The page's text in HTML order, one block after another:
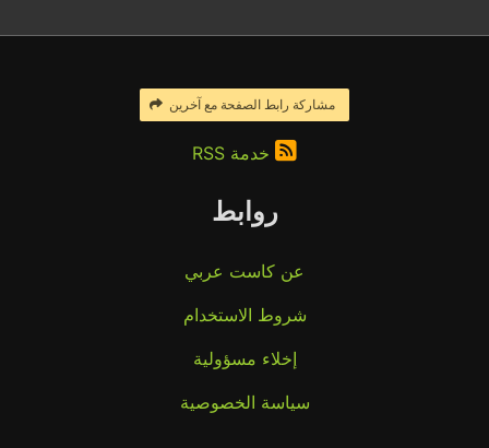
مشاركة رابط الصفحة مع آخرين
خدمة RSS
روابط
عن كاست عربي
شروط الاستخدام
إخلاء مسؤولية
سياسة الخصوصية